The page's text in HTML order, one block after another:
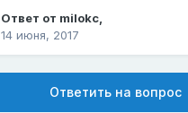
Ответ от milokc,
14 июня, 2017
Ответить на вопрос